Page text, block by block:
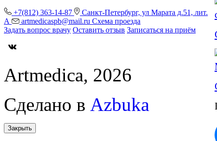
+7(812) 363-14-87
Санкт-Петербург, ул Марата д.51, лит.
А
artmedicaspb@mail.ru Схема проезда
Задать вопрос врачу Оставить отзыв Записаться на приём
Artmedica, 2026
Сделано в Azbuka
Закрыть